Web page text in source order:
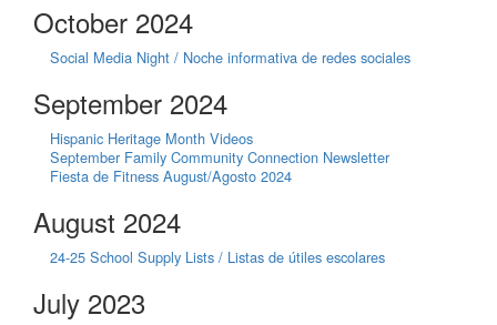
October 2024
Social Media Night / Noche informativa de redes sociales
September 2024
Hispanic Heritage Month Videos
September Family Community Connection Newsletter
Fiesta de Fitness August/Agosto 2024
August 2024
24-25 School Supply Lists / Listas de útiles escolares
July 2023